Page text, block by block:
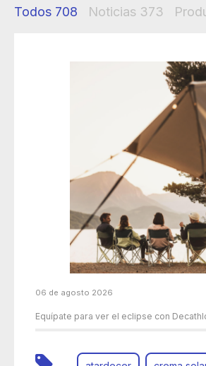
Todos 708 Noticias 373
06 de agosto 2026
Equípate para ver el eclipse con